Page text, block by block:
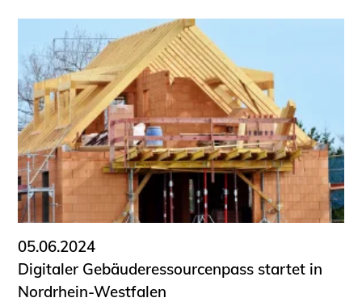
Sachverständige
Prüfsachverständige
Qualifizierte Tragwerksplaner/-innen
Bauvorlageberechtigte
Sachkundige für Zustands- und
Funktionsprüfung privater
Abwasserleitungen
Vereinbarungen mit
Ingenieurkammern
Büronachfolge
Zusatzqualifikationen
Geschützter Bereich
05.06.2024
Digitaler Gebäuderessourcenpass startet in
Nordrhein-Westfalen